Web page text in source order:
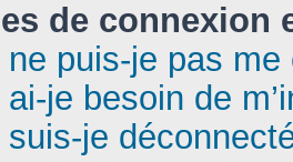
de connexion
ne puis-je pas
je besoin de
suis-je